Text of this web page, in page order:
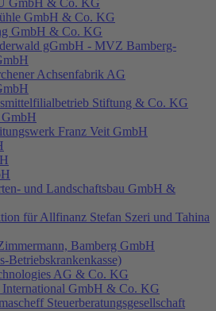
GmbH & Co. KG
GmbH & Co. KG
GmbH & Co. KG
gGmbH - MVZ Bamberg-
Achsenfabrik AG
Stiftung & Co. KG
Franz Veit GmbH
und Landschaftsbau GmbH &
für Allfinanz Stefan Szeri und Tahina
Bamberg GmbH
Betriebskrankenkasse)
AG & Co. KG
International GmbH & Co. KG
Steuerberatungsgesellschaft